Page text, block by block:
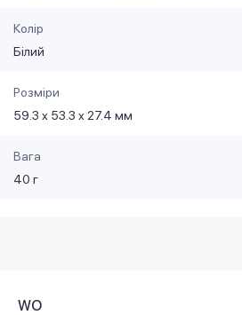
Колір
Білий
Розміри
59.3 х 53.3 х 27.4 мм
Вага
40 г
WO